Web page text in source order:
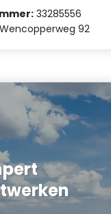
33285556
Wencopperweg 92